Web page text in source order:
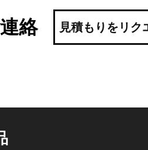
絡
見積もりをリク